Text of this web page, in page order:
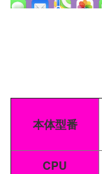
本体型番
CPU